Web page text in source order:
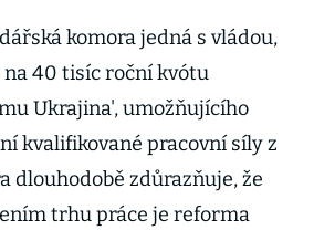
komora jedná s vládou,
na 40 tisíc roční kvótu
Ukrajina', umožňujícího
kvalifikované pracovní síly z
dlouhodobě zdůrazňuje, že
trhu práce je reforma